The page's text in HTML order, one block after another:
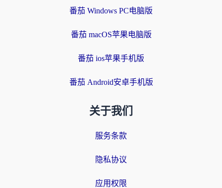
番茄 Windows PC电脑版
番茄 macOS苹果电脑版
番茄 ios苹果手机版
番茄 Android安卓手机版
关于我们
服务条款
隐私协议
应用权限